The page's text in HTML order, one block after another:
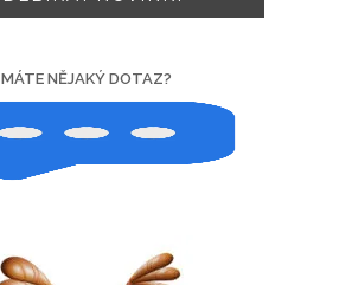
MÁTE NĚJAKÝ DOTAZ?